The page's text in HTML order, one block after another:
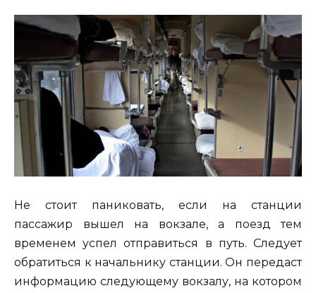
Не стоит паниковать, если на станции
пассажир вышел на вокзале, а поезд тем
временем успел отправиться в путь. Следует
обратиться к начальнику станции. Он передаст
информацию следующему вокзалу, на котором